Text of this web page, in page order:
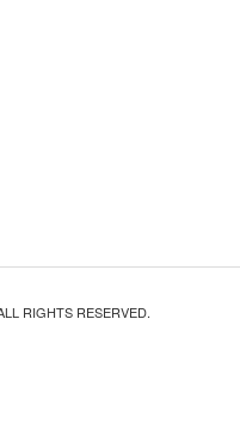
RIGHTS RESERVED.